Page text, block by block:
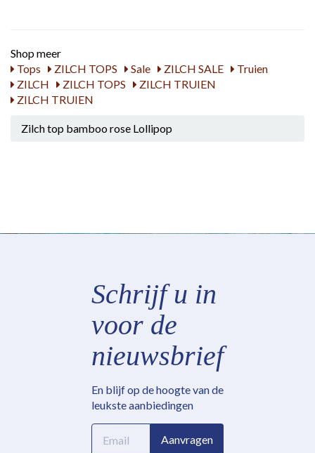
Shop meer
Tops
ZILCH TOPS Sale ZILCH SALE
Truien
ZILCH
ZILCH TOPS
ZILCH TRUIEN
ZILCH TRUIEN
Zilch top bamboo rose Lollipop
Schrijf u in
voor de
nieuwsbrief
En blijf op de hoogte van de
leukste aanbiedingen
E-
mailadres
Aanvragen